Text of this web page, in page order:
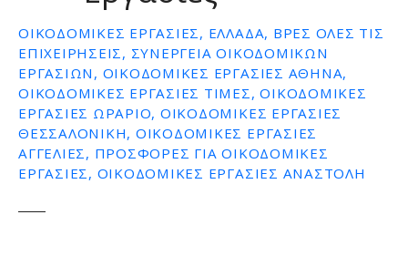
ΟΙΚΟΔΟΜΙΚΕΣ ΕΡΓΑΣΊΕΣ, ΕΛΛΆΔΑ, ΒΡΕΣ ΌΛΕΣ ΤΙΣ
ΕΠΙΧΕΙΡΉΣΕΙΣ, ΣΥΝΕΡΓΕΙΑ ΟΙΚΟΔΟΜΙΚΩΝ
ΕΡΓΑΣΙΩΝ, ΟΙΚΟΔΟΜΙΚΕΣ ΕΡΓΑΣΙΕΣ ΑΘΗΝΑ,
ΟΙΚΟΔΟΜΙΚΕΣ ΕΡΓΑΣΙΕΣ ΤΙΜΕΣ, ΟΙΚΟΔΟΜΙΚΕΣ
ΕΡΓΑΣΙΕΣ ΩΡΑΡΙΟ, ΟΙΚΟΔΟΜΙΚΕΣ ΕΡΓΑΣΙΕΣ
ΘΕΣΣΑΛΟΝΙΚΗ, ΟΙΚΟΔΟΜΙΚΕΣ ΕΡΓΑΣΙΕΣ
ΑΓΓΕΛΙΕΣ, ΠΡΟΣΦΟΡΕΣ ΓΙΑ ΟΙΚΟΔΟΜΙΚΕΣ
ΕΡΓΑΣΙΕΣ, ΟΙΚΟΔΟΜΙΚΕΣ ΕΡΓΑΣΙΕΣ ΑΝΑΣΤΟΛΗ